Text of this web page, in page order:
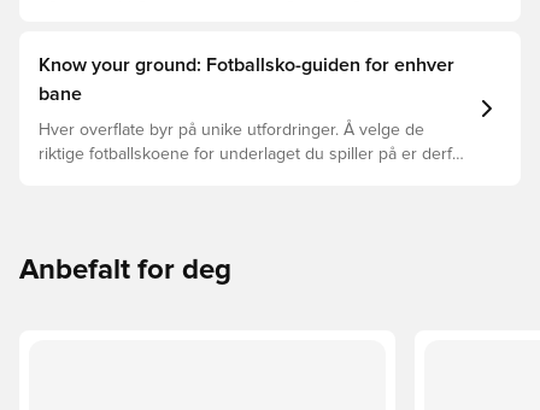
Know your ground: Fotballsko-guiden for enhver
bane
Hver overflate byr på unike utfordringer. Å velge de
riktige fotballskoene for underlaget du spiller på er derfor
Anbefalt for deg